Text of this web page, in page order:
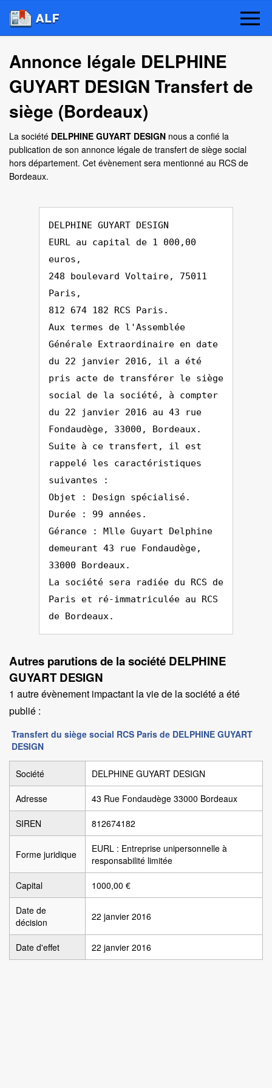
Annonce légale DELPHINE
GUYART DESIGN Transfert de
siège (Bordeaux)
La société DELPHINE GUYART DESIGN nous a confié la
publication de son annonce légale de transfert de siège social
hors département. Cet évènement sera mentionné au RCS de
Bordeaux.
DELPHINE GUYART DESIGN
EURL au capital de 1 000,00
euros,
248 boulevard Voltaire, 75011
Paris,
812 674 182 RCS Paris.
Aux termes de l'Assemblée
Générale Extraordinaire en date
du 22 janvier 2016, il a été
pris acte de transférer le siège
social de la société, à compter
du 22 janvier 2016 au 43 rue
Fondaudège, 33000, Bordeaux.
Suite à ce transfert, il est
rappelé les caractéristiques
suivantes :
Objet : Design spécialisé.
Durée : 99 années.
Gérance : Mlle Guyart Delphine
demeurant 43 rue Fondaudège,
33000 Bordeaux.
La société sera radiée du RCS de
Paris et ré-immatriculée au RCS
de Bordeaux.
Autres parutions de la société DELPHINE
GUYART DESIGN
1 autre évènement impactant la vie de la société a été
publié :
Transfert du siège social RCS Paris de DELPHINE GUYART
DESIGN
Société DELPHINE GUYART DESIGN
Adresse 43 Rue Fondaudège 33000 Bordeaux
SIREN 812674182
Forme juridique
EURL : Entreprise unipersonnelle à
responsabilité limitée
Capital 1000,00 €
Date de
décision
22 janvier 2016
Date d'effet 22 janvier 2016